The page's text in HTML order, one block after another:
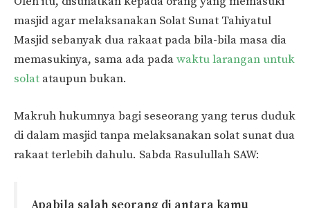
masjid agar melaksanakan Solat Sunat Tahiyatul
Masjid sebanyak dua rakaat pada bila-bila masa dia
memasukinya, sama ada padawaktu larangan untuk
solat ataupun bukan.
Makruh hukumnya bagi seseorang yang terus duduk
di dalam masjid tanpa melaksanakan solat sunat dua
rakaat terlebih dahulu. Sabda Rasulullah SAW: